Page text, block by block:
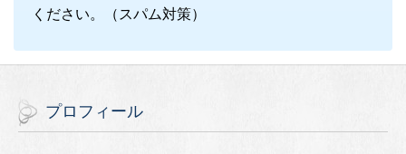
ください。（スパム対策）
プロフィール